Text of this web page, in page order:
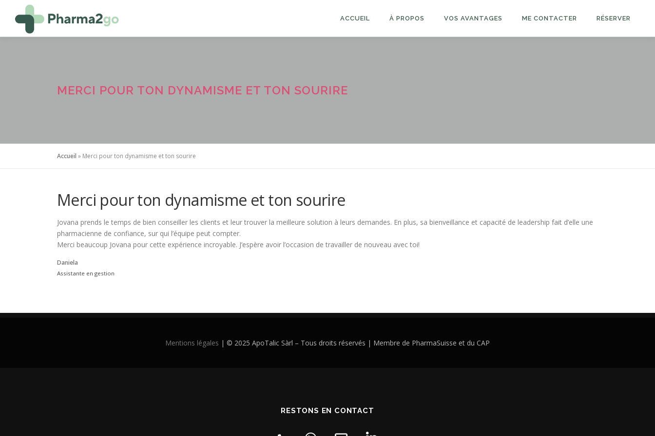
ACCUEIL À PROPOS VOS AVANTAGES ME CONTACTER RÉSERVER
MERCI POUR TON DYNAMISME ET TON SOURIRE
Accueil » Merci pour ton dynamisme et ton sourire
Merci pour ton dynamisme et ton sourire
Jovana prends le temps de bien conseiller les clients et leur trouver la meilleure solution à leurs demandes. En plus, sa bienveillance et capacité de leadership fait d’elle une
pharmacienne de confiance, sur qui l’équipe peut compter.
Merci beaucoup Jovana pour cette expérience incroyable. J’espère avoir l’occasion de travailler de nouveau avec toi!
Daniela
Assistante en gestion
Mentions légales | © 2025 ApoTalic Sàrl – Tous droits réservés | Membre de PharmaSuisse et du CAP
RESTONS EN CONTACT